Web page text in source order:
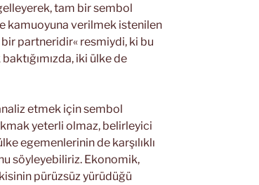
tam bir sembol
kamuoyuna verilmek istenilen
partneridir« resmiydi, ki bu
iki ülke de
etmek için sembol
yeterli olmaz, belirleyici
egemenlerinin de karşılıklı
söyleyebiliriz. Ekonomik,
pürüzsüz yürüdüğü